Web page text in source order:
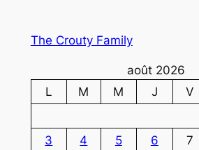
The Crouty Family
août 2026
L
M M J V
3
4 5 6 7